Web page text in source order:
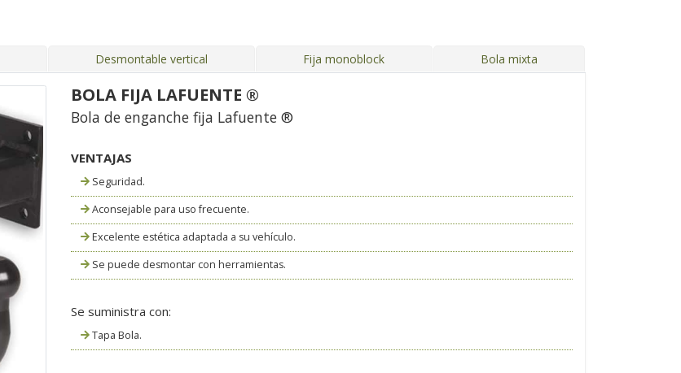
Desmontable vertical Fija monoblock Bola mixta
BOLA FIJA LAFUENTE ®
Bola de enganche fija Lafuente ®
VENTAJAS
Seguridad.
Aconsejable para uso frecuente.
Excelente estética adaptada a su vehículo.
Se puede desmontar con herramientas.
Se suministra con:
Tapa Bola.